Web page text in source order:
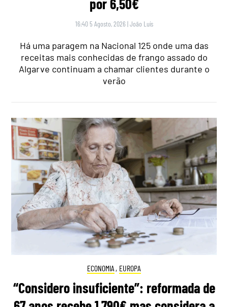
por 6,50€
16:40 5 Agosto, 2026 |João Luís
Há uma paragem na Nacional 125 onde uma das
receitas mais conhecidas de frango assado do
Algarve continuam a chamar clientes durante o
verão
ECONOMIA , EUROPA
“Considero insuficiente”: reformada de